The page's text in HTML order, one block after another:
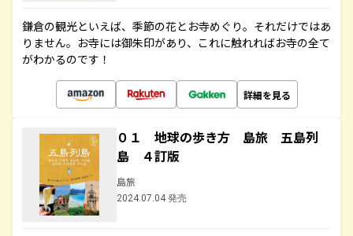
鎌倉の観光といえば、季節の花とお寺めぐり。それだけではあ
りません。お寺には御朱印があり、これに触れればお寺の全て
がわかるのです！
詳細を見る
０１ 地球の歩き方 島旅 五島列
島 ４訂版
島旅
2024.07.04 発売